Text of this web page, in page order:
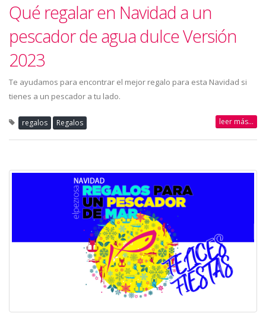
Qué regalar en Navidad a un
pescador de agua dulce Versión
2023
Te ayudamos para encontrar el mejor regalo para esta Navidad si
tienes a un pescador a tu lado.
regalos Regalos leer más...